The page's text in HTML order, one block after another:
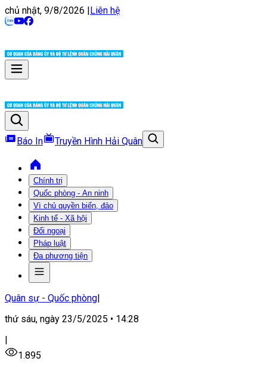
chủ nhật, 9/8/2026 |Liên hệ
Báo In Truyền Hình Hải Quân
Chính trị
Quốc phòng - An ninh
Vì chủ quyền biển, đảo
Kinh tế - Xã hội
Đối ngoại
Pháp luật
Đa phương tiện
Quân sự - Quốc phòng|
thứ sáu, ngày 23/5/2025 • 14:28
|
1.895